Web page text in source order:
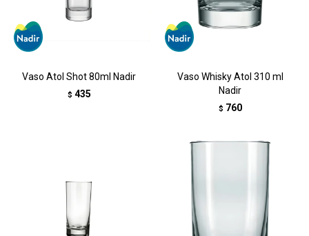
Vaso Atol Shot 80ml Nadir
$ 435
Vaso Whisky Atol 310 ml
Nadir
$ 760